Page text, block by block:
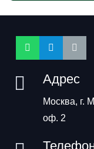
Адрес
Москва, г.
оф. 2